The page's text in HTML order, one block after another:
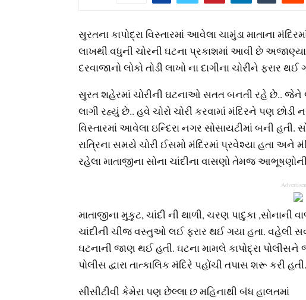
સુરતના કાપોદ્રા વિસ્તારમાં આવેલા ચામુંડા માતાના
લાખથી વધુની ચોરની ઘટના પ્રકાશમાં આવી છે
દરવાજાનો લોકો તોડી લાખો ના દાગીના ચોરીને ફરાર થઈ
સુરત શહેરમાં ચોરીની ઘટનાઓ સતત બનતી રહે છે..
લાગી રહ્યું છે.. હવે ચોરો ચોરી કરવામાં મંદિરને પણ
વિસ્તારમાં આવેલા ઇન્દિરા નગર સોસાયટીમાં બની હતી.
રાત્રિના સમયે ચોરી ઈસમો મંદિરમાં પ્રવેશ્યા હતા અને
રહેલા માતાજીના સોના ચાંદીના વાસણો તેમજ આભૂષણોની
માતાજીના મુકુટ, ચાંદી ની થાળી, ચરણ પાદુકા ,સોનાની
ચાંદીની ચીજ વસ્તુઓ લઈ ફરાર થઈ ગયા હતા. વહેલી
ઘટનાની જાણ થઈ હતી. ઘટના મામલે કાપોદ્રા
પોલીસ દ્વારા તાત્કાલિક મંદિરે પહોંચી તપાસ શરૂ કરી હતી.
સીસીટીવી કેમેરા પણ છેલ્લા છ મહિનાથી બંધ હાલતમાં